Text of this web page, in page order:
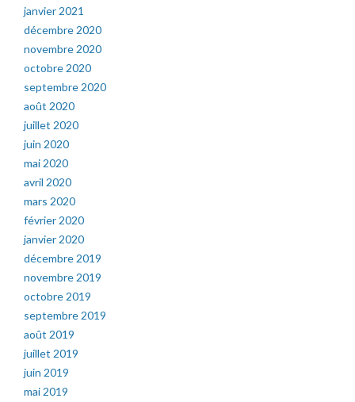
janvier 2021
décembre 2020
novembre 2020
octobre 2020
septembre 2020
août 2020
juillet 2020
juin 2020
mai 2020
avril 2020
mars 2020
février 2020
janvier 2020
décembre 2019
novembre 2019
octobre 2019
septembre 2019
août 2019
juillet 2019
juin 2019
mai 2019